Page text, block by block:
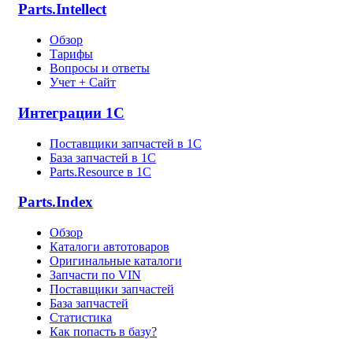
Parts.Intellect
Обзор
Тарифы
Вопросы и ответы
Учет + Сайт
Интеграции 1С
Поставщики запчастей в 1C
База запчастей в 1С
Parts.Resource в 1C
Parts.Index
Обзор
Каталоги автотоваров
Оригинальные каталоги
Запчасти по VIN
Поставщики запчастей
База запчастей
Статистика
Как попасть в базу?